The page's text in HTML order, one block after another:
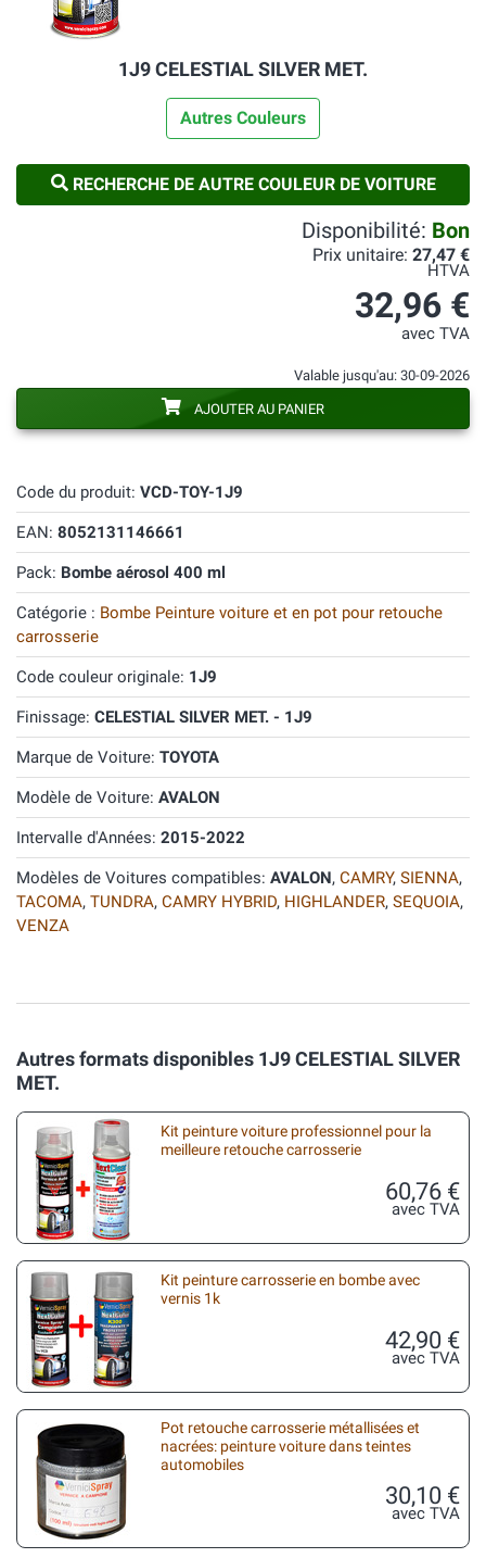
1J9 CELESTIAL SILVER MET.
Autres Couleurs
RECHERCHE DE AUTRE COULEUR DE VOITURE
Code du produit: VCD-TOY-1J9
EAN: 8052131146661
Pack: Bombe aérosol 400 ml
Catégorie : Bombe Peinture voiture et en pot pour retouche
carrosserie
Code couleur originale: 1J9
Finissage: CELESTIAL SILVER MET. - 1J9
Marque de Voiture: TOYOTA
Modèle de Voiture: AVALON
Intervalle d'Années: 2015-2022
Modèles de Voitures compatibles: AVALON, CAMRY, SIENNA,
TACOMA, TUNDRA, CAMRY HYBRID, HIGHLANDER, SEQUOIA,
VENZA
Disponibilité: Bon
Prix unitaire: 27,47 €
HTVA
32,96 €
avec TVA
Valable jusqu'au: 30-09-2026
AJOUTER AU PANIER
Autres formats disponibles 1J9 CELESTIAL SILVER
MET.
Kit peinture voiture professionnel pour la
meilleure retouche carrosserie
60,76 €
avec TVA
Kit peinture carrosserie en bombe avec
vernis 1k
42,90 €
avec TVA
Pot retouche carrosserie métallisées et
nacrées: peinture voiture dans teintes
automobiles
30,10 €
avec TVA